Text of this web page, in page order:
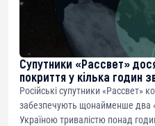
Супутники «Рассвет»
покриття у кілька годин
Російські супутники «Рассвет»
забезпечують щонайменше два
Україною тривалістю понад